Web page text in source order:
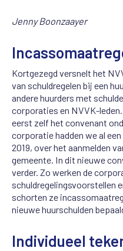
Jenny Boonzaayer
Kortgezegd versnelt het
van schuldregelen bij een
andere huurders met
corporaties en NVVK-
eerst zelf het convenant
corporatie hadden we al
2019, over het aanmelden
gemeente. In dit nieuwe
verder. Zo werken de
schuldregelingsvoorstellen
schorten ze
nieuwe huurschulden
Individueel